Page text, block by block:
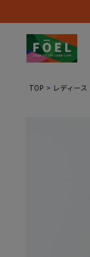
TOP レディース